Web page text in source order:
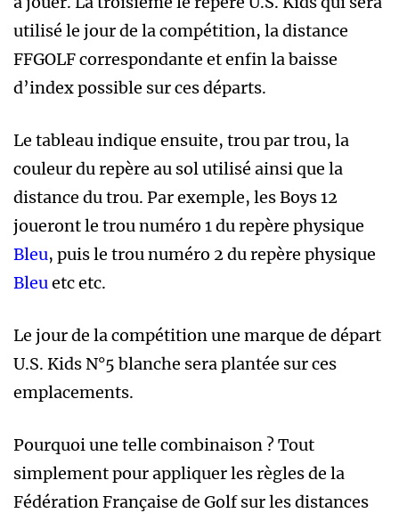
utilisé le jour de la compétition, la distance
FFGOLF correspondante et enfin la baisse
d’index possible sur ces départs.
Le tableau indique ensuite, trou par trou, la
couleur du repère au sol utilisé ainsi que la
distance du trou. Par exemple, les Boys 12
joueront le trou numéro 1 du repère physique
Bleu, puis le trou numéro 2 du repère physique
Bleuetc etc.
Le jour de la compétition une marque de départ
U.S. Kids N°5 blanche sera plantée sur ces
emplacements.
Pourquoi une telle combinaison ? Tout
simplement pour appliquer les règles de la
Fédération Française de Golf sur les distances